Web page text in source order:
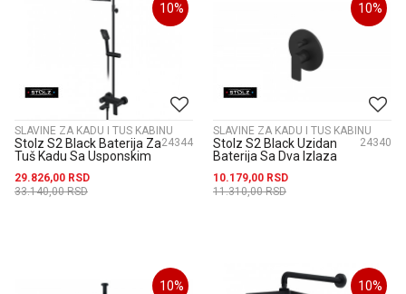
10%
SLAVINE ZA KADU I TUS KABINU
24344
Stolz S2 Black Baterija Za
Tuš Kadu Sa Usponskim
Izlivom 23...
29.826,00 RSD
33.140,00RSD
10%
SLAVINE ZA KADU I TUS KABINU
24340
Stolz S2 Black Uzidan
Baterija Sa Dva Izlaza
10.179,00 RSD
11.310,00RSD
10% 10%